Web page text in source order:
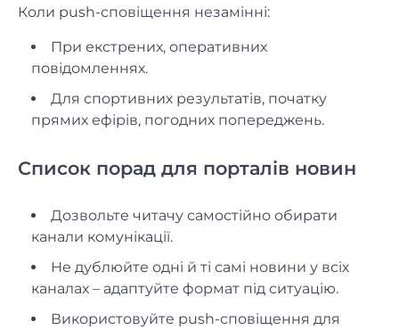
Коли push-сповіщення незамінні:
При екстрених, оперативних
повідомленнях.
Для спортивних результатів, початку
прямих ефірів, погодних попереджень.
Список порад для порталів новин
Дозвольте читачу самостійно обирати
канали комунікації.
Не дублюйте одні й ті самі новини у всіх
каналах – адаптуйте формат під ситуацію.
Використовуйте push-сповіщення для